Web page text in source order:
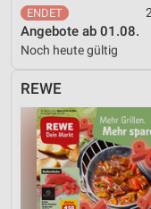
Angebote ab 01.08.
Noch heute gültig
REWE
Messung der
Kombinationen von
Entwicklung und
Verwendung
Inhalten